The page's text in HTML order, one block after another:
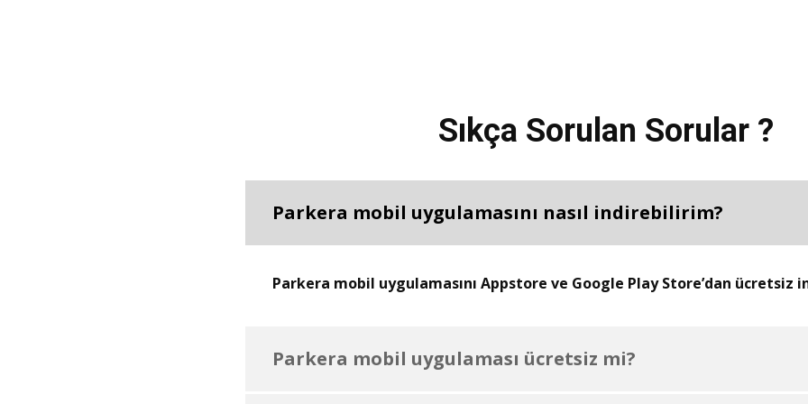
Sıkça Sorulan Sorular ?
Parkera mobil uygulamasını nasıl indirebilirim?
Parkera mobil uygulamasını Appstore ve Google Play Store’dan ücretsiz
Parkera mobil uygulaması ücretsiz mi?